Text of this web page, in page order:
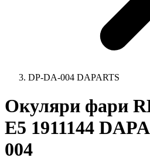
DP-DA-004 DAPARTS
Окуляри фари
E5 1911144
004